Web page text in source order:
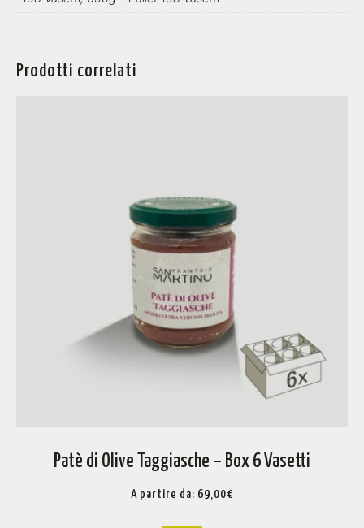
Prodotti correlati
Patè di Olive Taggiasche – Box 6 Vasetti
A partire da: 69,00€